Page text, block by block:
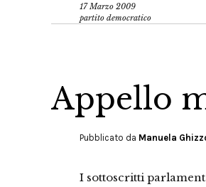
17 Marzo 2009
partito democratico
Appello
Pubblicato da Manuela
I sottoscritti